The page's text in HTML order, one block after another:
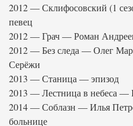
2012 — Склифосовский (1
певец
2012 — Грач — Роман
2012 — Без следа — Олег
Серёжи
2013 — Станица — эпизод
2013 — Лестница в небеса —
2014 — Соблазн — Илья
больнице